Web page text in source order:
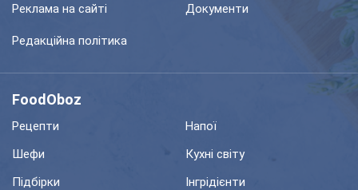
Реклама на сайті Документи
Редакційна політика
FoodOboz
Рецепти
Напої
Шефи
Кухні світу
Підбірки
Інгрідієнти